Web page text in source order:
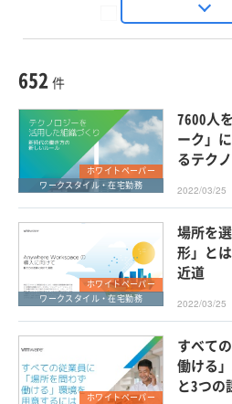
Seizo Trend
外部ニュース
スペシャルに限定する
タグ
グループウェア
この条件
652 件
ホワイトペーパー
ワークスタイル・在宅勤務
7600人
ーク」
るテク
2022/03/25
ホワイトペーパー
ワークスタイル・在宅勤務
場所を
形」と
近道
2022/03/25
ホワイトペーパー
すべて
働ける
と3つの